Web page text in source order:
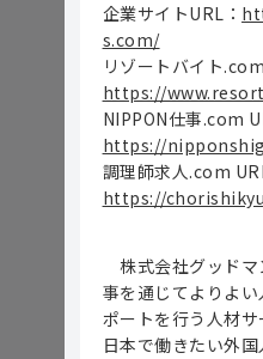
企業サイトURL：
s.com/
リゾートバイト
https://
NIPPON仕事.com
https://
調理師求人.com
https://
株式会社グッドマ
事を通じてよりよ
ポートを行う人材サ
日本で働きたい外